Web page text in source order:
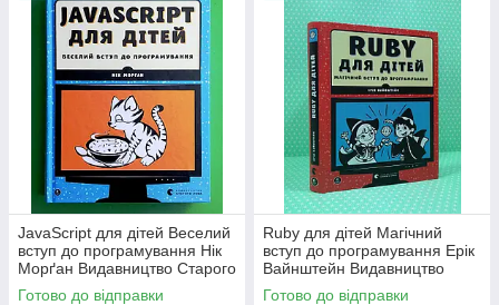
JavaScript для дітей Веселий
вступ до програмування Нік
Морґан Видавництво Старого
Лева
Готово до відправки
Ruby для дітей Магічний
вступ до програмування Ерік
Вайнштейн Видавництво
Старого Лева
Готово до відправки